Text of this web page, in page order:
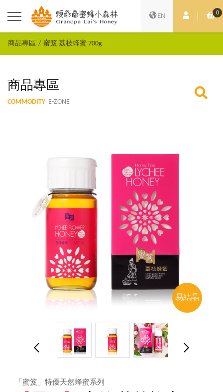
EN 會員中心0
購
商品專區 蜜笈 荔枝蜂蜜 700g
商品專區
COMMODITY E-ZONE
易結晶
「蜜笈」特優天然蜂蜜系列